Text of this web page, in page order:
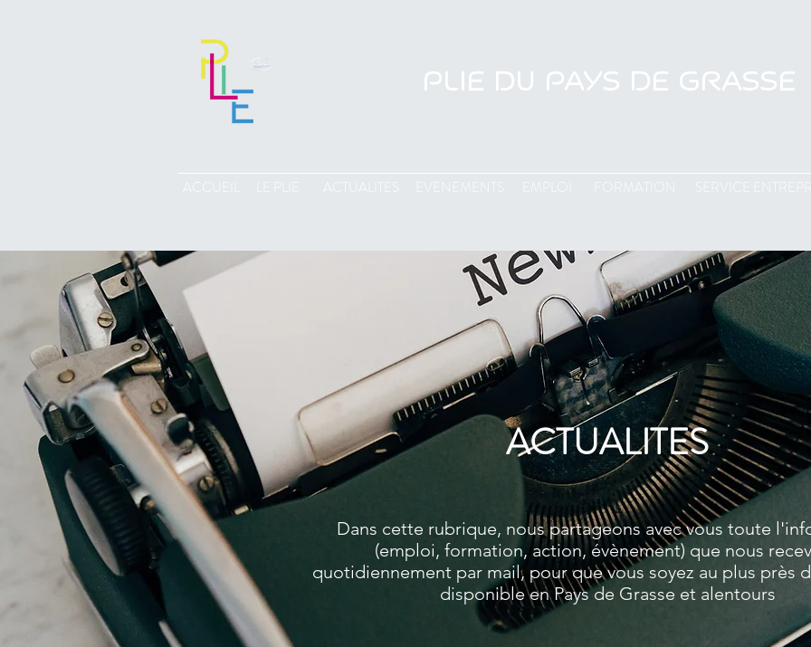
PLIE DU PAYS DE GRASSE
ACTUALITES EVENEMENTS FORMATION SERVICE
ACTUALITES
Dans cette rubrique, nous partageons avec vous toute
(emploi, formation, action, évènement) que nous
quotidiennement par mail, pour que vous soyez au plus près
disponible en Pays de Grasse et alentours